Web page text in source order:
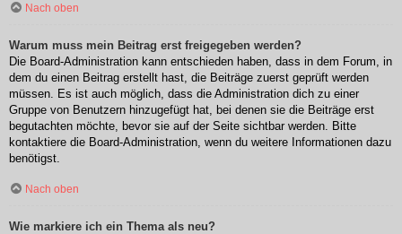
Nach oben
Warum muss mein Beitrag erst freigegeben werden?
Die Board-Administration kann entschieden haben, dass in dem Forum, in
dem du einen Beitrag erstellt hast, die Beiträge zuerst geprüft werden
müssen. Es ist auch möglich, dass die Administration dich zu einer
Gruppe von Benutzern hinzugefügt hat, bei denen sie die Beiträge erst
begutachten möchte, bevor sie auf der Seite sichtbar werden. Bitte
kontaktiere die Board-Administration, wenn du weitere Informationen dazu
benötigst.
Nach oben
Wie markiere ich ein Thema als neu?